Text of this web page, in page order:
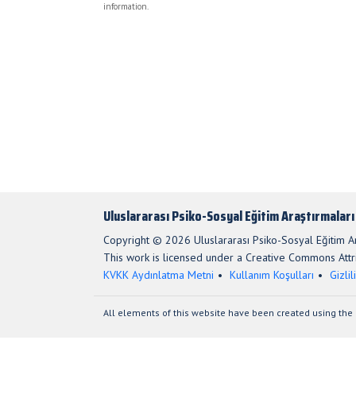
information.
Uluslararası Psiko-Sosyal Eğitim
Copyright © 2026 Uluslararası Psiko-Sosyal Eğitim
This work is licensed under a Creative Commons
KVKK Aydınlatma Metni
Kullanım Koşulları
All elements of this website have been created using the